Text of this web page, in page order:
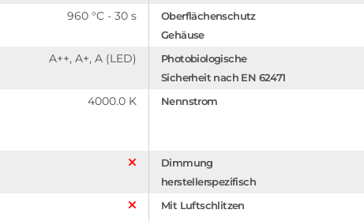
960 °C - 30 s
Oberflächenschutz
Gehäuse
A++, A+, A (LED)
Photobiologische
Sicherheit nach EN 62471
4000.0 K Nennstrom
Dimmung
herstellerspezifisch
Mit Luftschlitzen